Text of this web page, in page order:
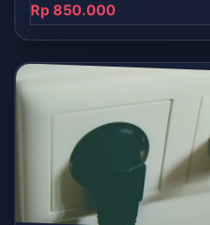
Rp 850.000